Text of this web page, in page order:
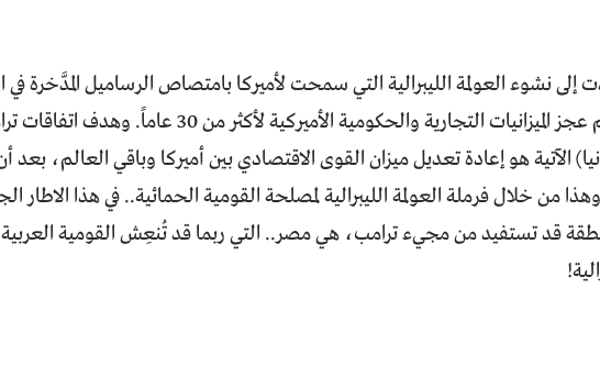
إلى نشوء العولمة الليبرالية التي سمحت لأميركا بامتصاص الرساميل المدَّخرة في
إذ موّلت كلّ دول العالم عجز الميزانيات التجارية والحكومية الأميركية لأكثر من 30 عاماً.
الآتية هو إعادة تعديل ميزان القوى الاقتصادي بين أميركا وباقي العالم، بعد
من خلال فرملة العولمة الليبرالية لمصلحة القومية الحمائية.. في هذا الاطار
قد تستفيد من مجيء ترامب، هي مصر.. التي ربما قد تُنعِش القومية العربية